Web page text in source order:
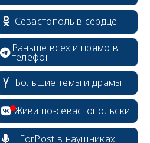
Севастополь в сердце
Раньше всех и прямо в
телефон
Большие темы и драмы
Живи по-севастопольски
ForPost в наушниках
erid: 2SDnjcrDNw6